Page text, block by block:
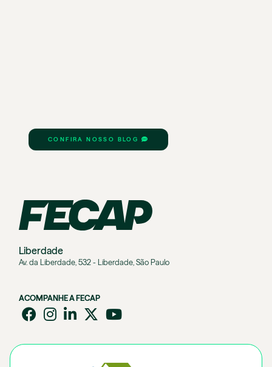
CONFIRA NOSSO BLOG
Liberdade
Av. da Liberdade, 532 - Liberdade, São Paulo
ACOMPANHE A FECAP